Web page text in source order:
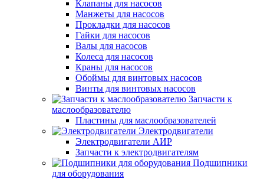
Клапаны для насосов
Манжеты для насосов
Прокладки для насосов
Гайки для насосов
Валы для насосов
Колеса для насосов
Краны для насосов
Обоймы для винтовых насосов
Винты для винтовых насосов
Запчасти к
маслообразователю
Пластины для маслообразователей
Электродвигатели
Электродвигатели АИР
Запчасти к электродвигателям
Подшипники
для оборудования